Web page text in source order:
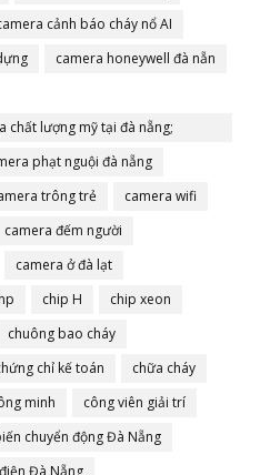
cảnh báo cháy nổ AI
camera honeywell đà nẵn
chất lượng mỹ tại đà nẵng;
phạt nguội đà nẵng
trông trẻ
camera wifi
camera đếm người
camera ở đà lạt
chip H
chip xeon
chuông bao cháy
chỉ kế toán
chữa cháy
minh
công viên giải trí
chuyển động Đà Nẵng
Đà Nẵng